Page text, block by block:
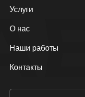
Услуги
О нас
Наши работы
Контакты